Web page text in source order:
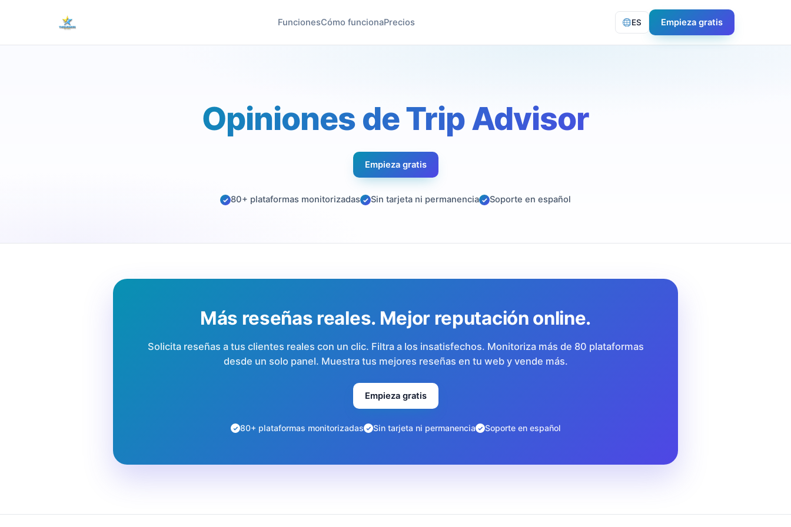
FuncionesCómo funcionaPrecios ES Empieza gratis
Opiniones de Trip Advisor
Empieza gratis
80+ plataformas monitorizadas Sin tarjeta ni permanencia Soporte en español
Más reseñas reales. Mejor reputación online.
Solicita reseñas a tus clientes reales con un clic. Filtra a los insatisfechos. Monitoriza más de 80 plataformas
desde un solo panel. Muestra tus mejores reseñas en tu web y vende más.
Empieza gratis
80+ plataformas monitorizadas Sin tarjeta ni permanencia Soporte en español